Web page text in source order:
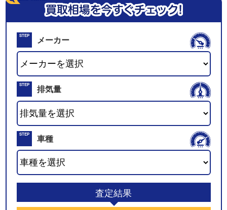
STEP
01
メーカー
STEP
02
排気量
STEP
03
車種
査定結果